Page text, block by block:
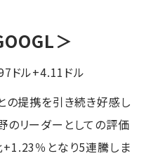
＞
ル+4.11ドル
の提携を引き続き好感し
のリーダーとしての評価
+1.23％となり5連騰しま